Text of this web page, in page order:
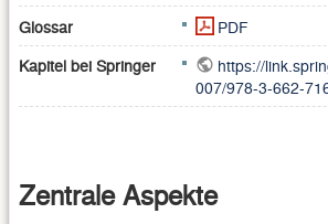
Glossar
PDF
Kapitel bei Springer
https://
007/978-3-662-
Zentrale Aspekte